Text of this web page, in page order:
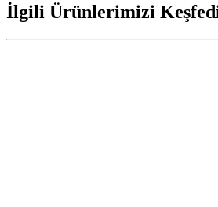
İlgili Ürünlerimizi